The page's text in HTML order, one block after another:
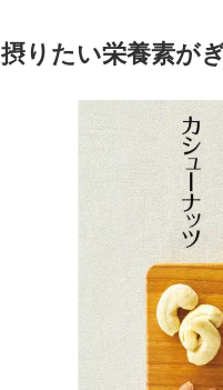
摂りたい栄養素が